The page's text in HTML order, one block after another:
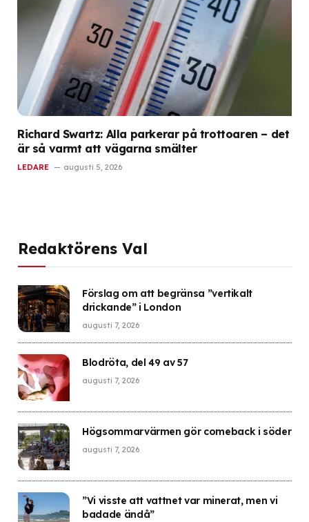
Richard Swartz: Alla parkerar på trottoaren – det
är så varmt att vägarna smälter
LEDARE augusti 5, 2026
Redaktörens Val
Förslag om att begränsa ”vertikalt
drickande” i London
augusti 7, 2026
Blodröta, del 49 av 57
augusti 7, 2026
Högsommarvärmen gör comeback i söder
augusti 7, 2026
”Vi visste att vattnet var minerat, men vi
badade ändå”